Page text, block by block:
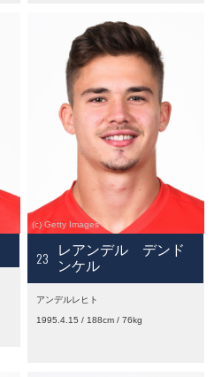
23
レアンデル デンド
ンケル
アンデルレヒト
1995.4.15 / 188cm / 76kg